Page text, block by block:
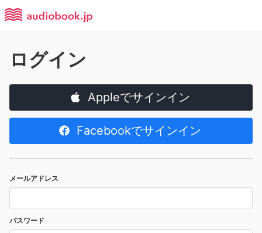
ログイン
Appleでサインイン
Facebookでサインイン
メールアドレス
パスワード